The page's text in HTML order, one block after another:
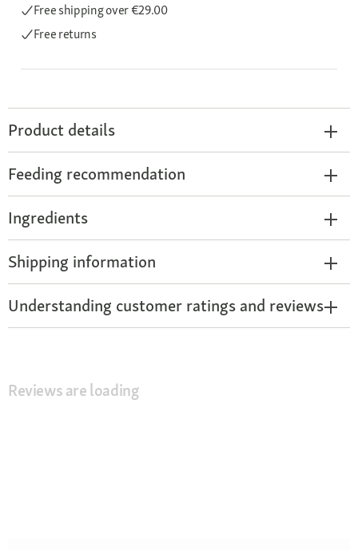
Free shippingover €29.00
Free returns
Product details
Feeding recommendation
Ingredients
Shipping information
Understanding customer ratings and reviews
Reviews are loading